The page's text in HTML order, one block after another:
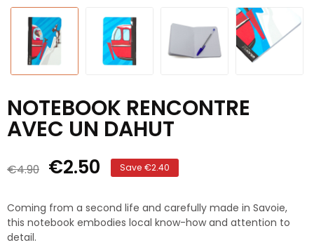
NOTEBOOK RENCONTRE
AVEC UN DAHUT
€4.90 €2.50 Save €2.40
Coming from a second life and carefully made in Savoie,
this notebook embodies local know-how and attention to
detail.